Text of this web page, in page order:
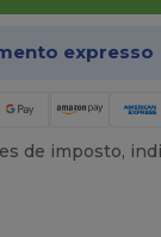
expresso
de imposto,